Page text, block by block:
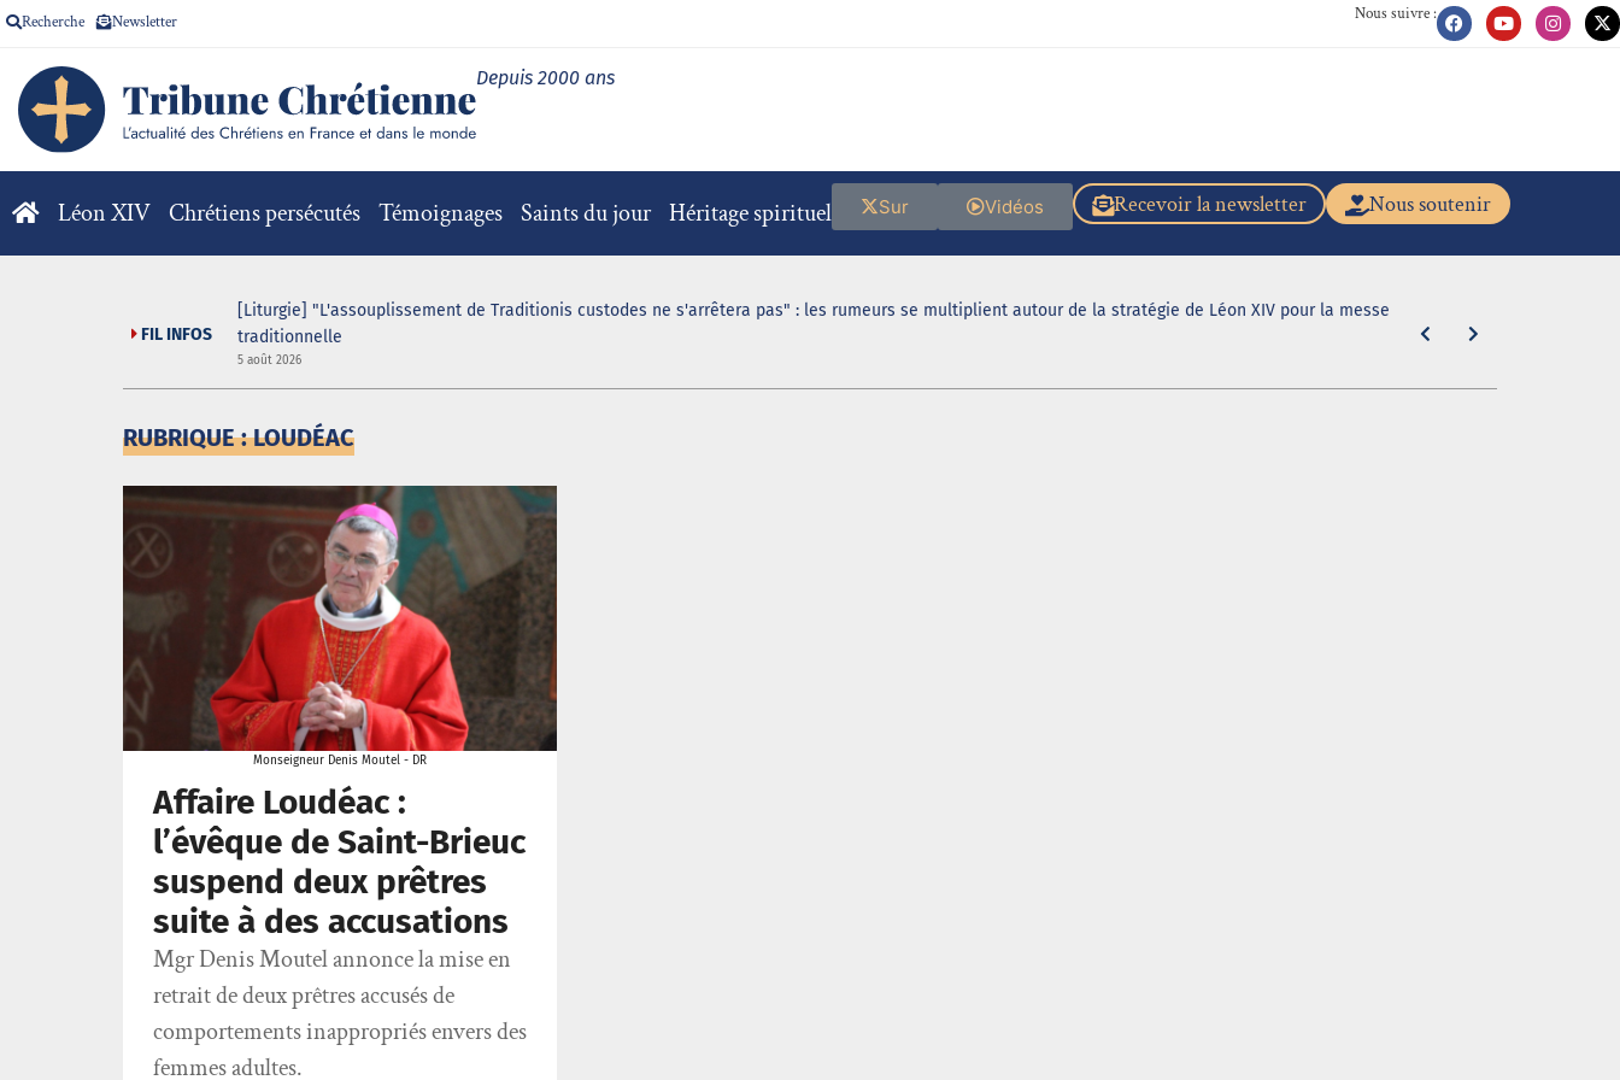
Recherche Newsletter Nous suivre :
Depuis 2000 ans
Léon XIV Chrétiens persécutés Témoignages Saints du jour Héritage spirituel Nous soutenir
Recevoir la newsletter
Vidéos
Sur
FIL INFOS
[Liturgie] "L'assouplissement de Traditionis custodes ne s'arrêtera pas" : les rumeurs se multiplient autour de la stratégie de Léon XIV pour la messe
traditionnelle
5 août 2026
RUBRIQUE : LOUDÉAC
Monseigneur Denis Moutel - DR
Affaire Loudéac :
l’évêque de Saint-Brieuc
suspend deux prêtres
suite à des accusations
Mgr Denis Moutel annonce la mise en
retrait de deux prêtres accusés de
comportements inappropriés envers des
femmes adultes.